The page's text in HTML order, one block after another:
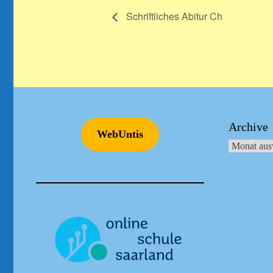
Schriftliches Abitur Ch
WebUntis
Archive